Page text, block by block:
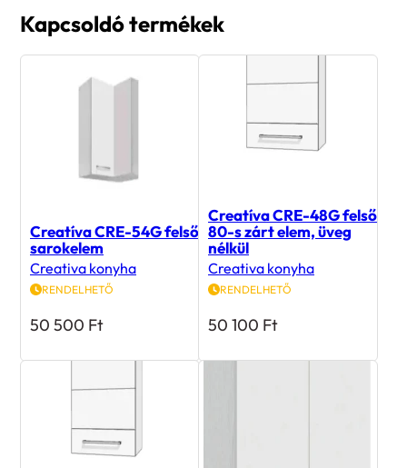
sarokelem
Creativa konyha
RENDELHETŐ
50 500
80-s zárt elem, üveg
nélkül
Creativa konyha
RENDELHETŐ
50 100